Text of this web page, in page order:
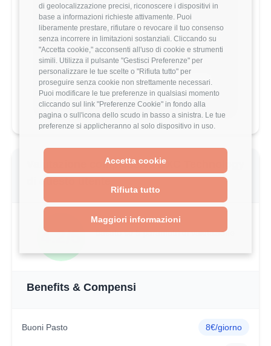
di geolocalizzazione precisi, riconoscere i dispositivi in
base a informazioni richieste attivamente. Puoi
liberamente prestare, rifiutare o revocare il tuo consenso
senza incorrere in limitazioni sostanziali. Cliccando su
"Accetta cookie," acconsenti all'uso di cookie e strumenti
simili. Utilizza il pulsante "Gestisci Preferenze" per
personalizzare le tue scelte o "Rifiuta tutto" per
proseguire senza cookie non strettamente necessari.
Puoi modificare le tue preferenze in qualsiasi momento
cliccando sul link "Preferenze Cookie" in fondo alla
pagina o sull'icona dello scudo in basso a sinistra. Le tue
preferenze si applicheranno al solo dispositivo in uso.
Accetta cookie
Rifiuta tutto
Maggiori informazioni
stipendio?
Scopri come il tuo stipendio si posiziona
rispetto al mercato con analisi
dettagliate per ruolo, esperienza e
località.
Vai al comparatore completo
Valutazione complessiva DXC Technology
di questo utente
4.2/5 Basato su 5 parametri di valutazione
Benefits & Compensi
Buoni Pasto 8€/giorno